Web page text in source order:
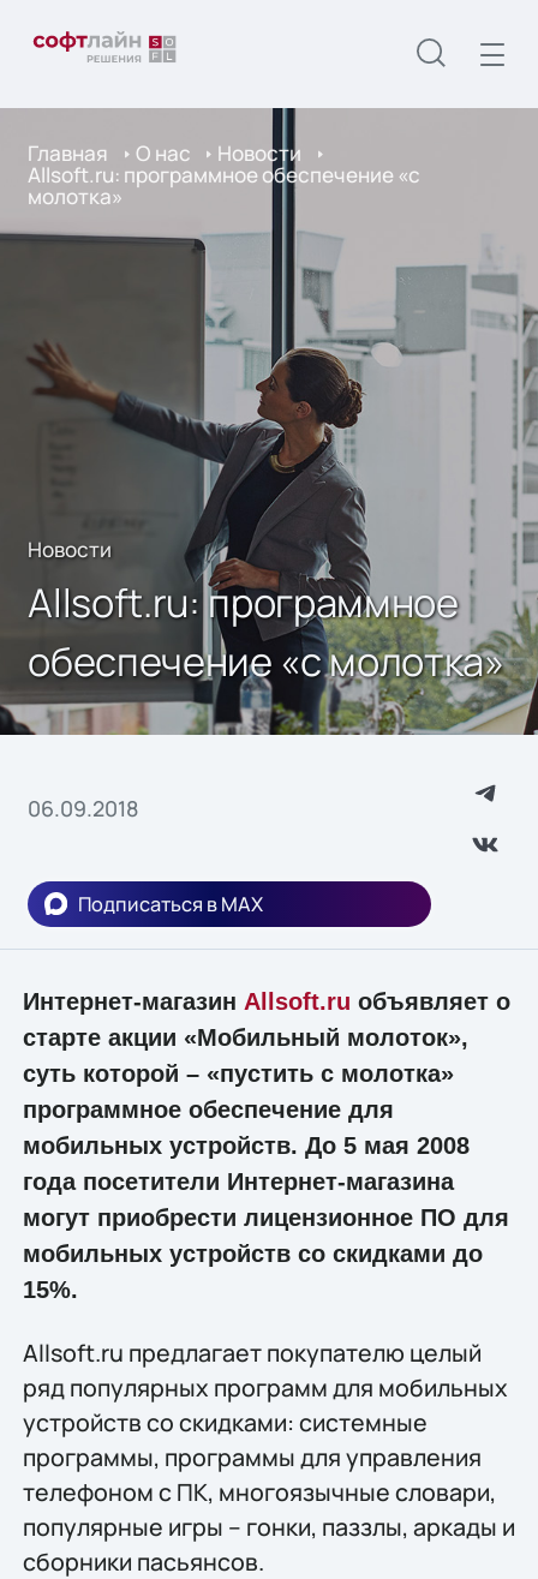
Главная О нас Новости
Allsoft.ru: программное обеспечение «с
молотка»
Новости
Allsoft.ru: программное
обеспечение «с молотка»
06.09.2018
Подписаться в MAX
Интернет-магазин Allsoft.ru объявляет о
старте акции «Мобильный молоток»,
суть которой – «пустить с молотка»
программное обеспечение для
мобильных устройств. До 5 мая 2008
года посетители Интернет-магазина
могут приобрести лицензионное ПО для
мобильных устройств со скидками до
15%.
Allsoft.ru предлагает покупателю целый
ряд популярных программ для мобильных
устройств со скидками: системные
программы, программы для управления
телефоном с ПК, многоязычные словари,
популярные игры – гонки, паззлы, аркады и
сборники пасьянсов.